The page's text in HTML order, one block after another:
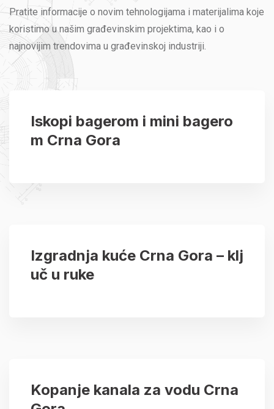
Pratite informacije o novim tehnologijama i materijalima koje
koristimo u našim građevinskim projektima, kao i o
najnovijim trendovima u građevinskoj industriji.
Iskopi bagerom i mini bagero
m Crna Gora
Izgradnja kuće Crna Gora – klj
uč u ruke
Kopanje kanala za vodu Crna